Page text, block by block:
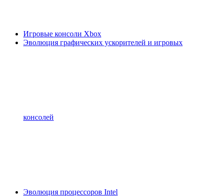
Игровые консоли Xbox
Эволюция графических ускорителей и игровых
консолей
Эволюция процессоров Intel